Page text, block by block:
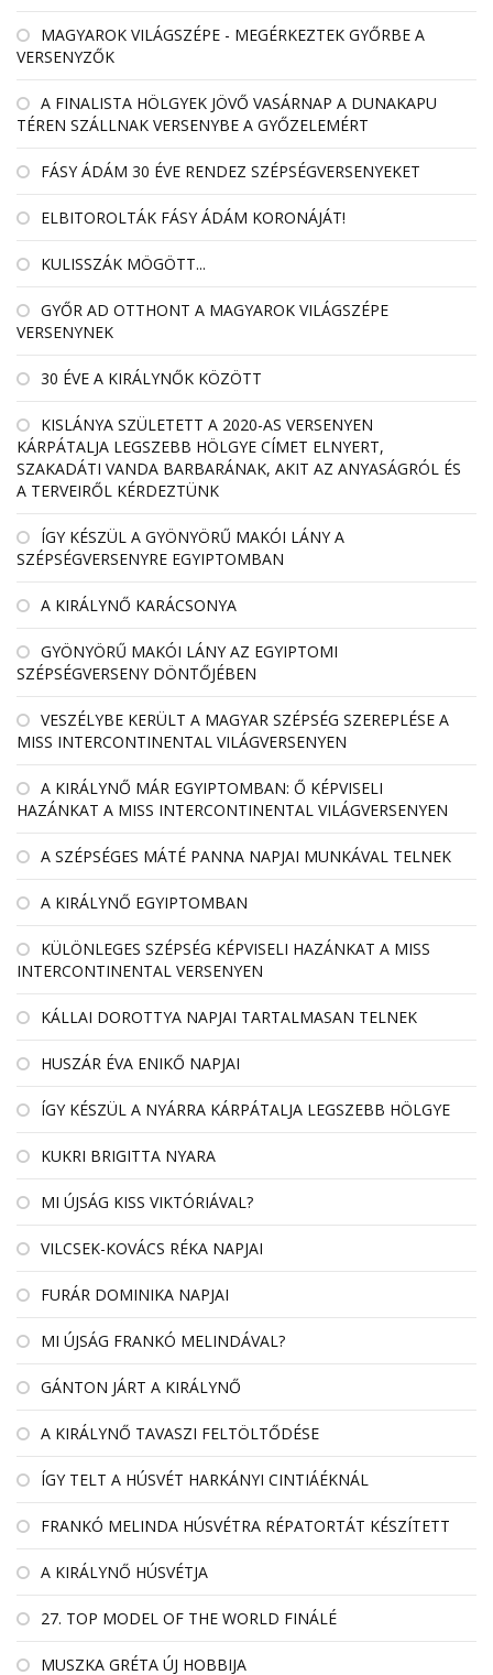
MAGYAROK VILÁGSZÉPE - MEGÉRKEZTEK GYŐRBE A
VERSENYZŐK
A FINALISTA HÖLGYEK JÖVŐ VASÁRNAP A DUNAKAPU
TÉREN SZÁLLNAK VERSENYBE A GYŐZELEMÉRT
FÁSY ÁDÁM 30 ÉVE RENDEZ SZÉPSÉGVERSENYEKET
ELBITOROLTÁK FÁSY ÁDÁM KORONÁJÁT!
KULISSZÁK MÖGÖTT...
GYŐR AD OTTHONT A MAGYAROK VILÁGSZÉPE
VERSENYNEK
30 ÉVE A KIRÁLYNŐK KÖZÖTT
KISLÁNYA SZÜLETETT A 2020-AS VERSENYEN
KÁRPÁTALJA LEGSZEBB HÖLGYE CÍMET ELNYERT,
SZAKADÁTI VANDA BARBARÁNAK, AKIT AZ ANYASÁGRÓL ÉS
A TERVEIRŐL KÉRDEZTÜNK
ÍGY KÉSZÜL A GYÖNYÖRŰ MAKÓI LÁNY A
SZÉPSÉGVERSENYRE EGYIPTOMBAN
A KIRÁLYNŐ KARÁCSONYA
GYÖNYÖRŰ MAKÓI LÁNY AZ EGYIPTOMI
SZÉPSÉGVERSENY DÖNTŐJÉBEN
VESZÉLYBE KERÜLT A MAGYAR SZÉPSÉG SZEREPLÉSE A
MISS INTERCONTINENTAL VILÁGVERSENYEN
A KIRÁLYNŐ MÁR EGYIPTOMBAN: Ő KÉPVISELI
HAZÁNKAT A MISS INTERCONTINENTAL VILÁGVERSENYEN
A SZÉPSÉGES MÁTÉ PANNA NAPJAI MUNKÁVAL TELNEK
A KIRÁLYNŐ EGYIPTOMBAN
KÜLÖNLEGES SZÉPSÉG KÉPVISELI HAZÁNKAT A MISS
INTERCONTINENTAL VERSENYEN
KÁLLAI DOROTTYA NAPJAI TARTALMASAN TELNEK
HUSZÁR ÉVA ENIKŐ NAPJAI
ÍGY KÉSZÜL A NYÁRRA KÁRPÁTALJA LEGSZEBB HÖLGYE
KUKRI BRIGITTA NYARA
MI ÚJSÁG KISS VIKTÓRIÁVAL?
VILCSEK-KOVÁCS RÉKA NAPJAI
FURÁR DOMINIKA NAPJAI
MI ÚJSÁG FRANKÓ MELINDÁVAL?
GÁNTON JÁRT A KIRÁLYNŐ
A KIRÁLYNŐ TAVASZI FELTÖLTŐDÉSE
ÍGY TELT A HÚSVÉT HARKÁNYI CINTIÁÉKNÁL
FRANKÓ MELINDA HÚSVÉTRA RÉPATORTÁT KÉSZÍTETT
A KIRÁLYNŐ HÚSVÉTJA
27. TOP MODEL OF THE WORLD FINÁLÉ
MUSZKA GRÉTA ÚJ HOBBIJA